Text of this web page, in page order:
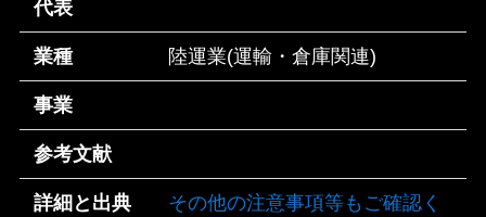
代表
業種 陸運業(運輸・倉庫関連)
事業
参考文献
詳細と出典
その他の注意事項等もご確認く